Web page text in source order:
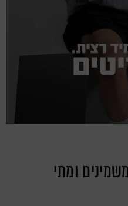
ומתי